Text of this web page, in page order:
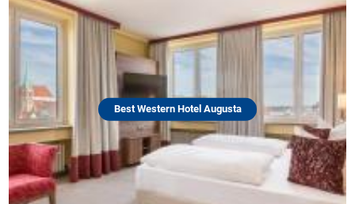
Best Western Hotel Augusta